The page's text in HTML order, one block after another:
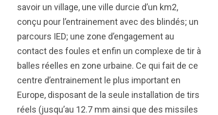
savoir un village, une ville durcie d’un km2,
conçu pour l’entrainement avec des blindés; un
parcours IED; une zone d’engagement au
contact des foules et enfin un complexe de tir à
balles réelles en zone urbaine. Ce qui fait de ce
centre d’entrainement le plus important en
Europe, disposant de la seule installation de tirs
réels (jusqu’au 12.7 mm ainsi que des missiles